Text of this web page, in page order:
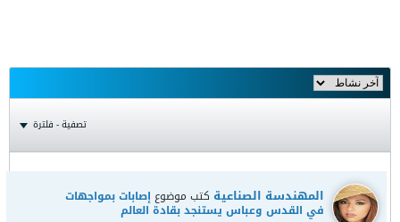
تصفية - فلترة
المهندسة الصناعية كتب موضوعإصابات بمواجهات
في القدس وعباس يستنجد بقادة العالم